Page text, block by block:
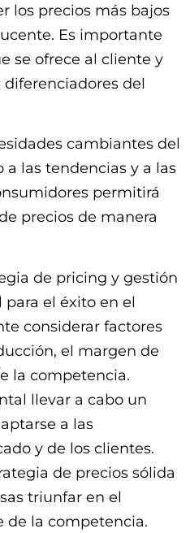
los precios más bajos
Es importante
se ofrece al cliente y
del
cambiantes del
las tendencias y a las
permitirá
precios de manera
de pricing y gestión
para el éxito en el
considerar factores
el margen de
la competencia.
llevar a cabo un
a las
y de los clientes.
de precios sólida
triunfar en el
de la competencia.